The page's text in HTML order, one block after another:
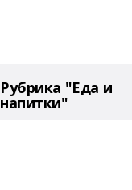
Рубрика "Еда и
напитки"